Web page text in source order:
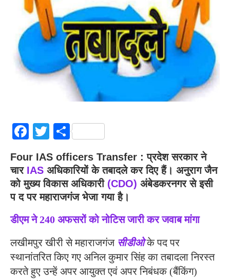
Facebook
Twitter
Share
Four IAS officers Transfer : प्रदेश सरकार ने
चार IAS अधिकारियों के तबादले कर दिए हैं। अनुराग जैन
को मुख्य विकास अधिकारी (CDO) अंबेडकरनगर से इसी
प द पर महाराजगंज भेजा गया है।
डीएम ने 240 अफसरों को नोटिस जारी कर जवाब मांगा
लखीमपुर खीरी से महाराजगंज सीडीओके पद पर
स्थानांतरित किए गए अनिल कुमार सिंह का तबादला निरस्त
करते हुए उन्हें अपर आयुक्त एवं अपर निबंधक (बैंकिंग)